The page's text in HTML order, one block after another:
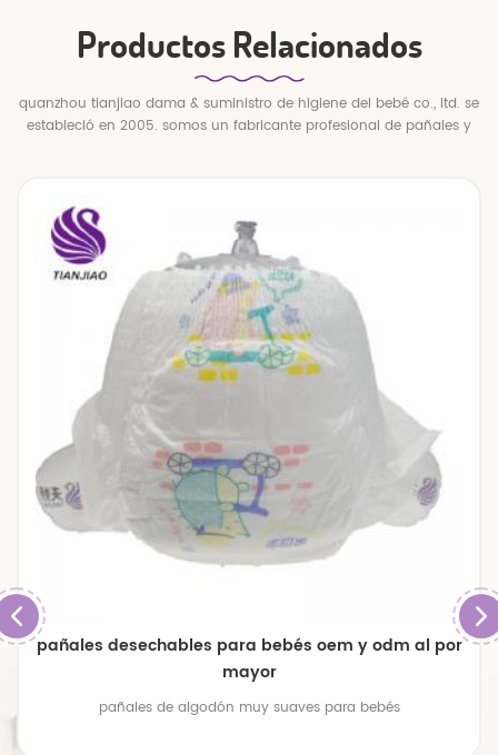
Productos Relacionados
quanzhou tianjiao dama & suministro de higiene del bebé co., ltd. se
estableció en 2005. somos un fabricante profesional de pañales y
pañales de bebé transpirables de gran tamaño
premium
pañales de bebé transpirables de gran tamaño premium